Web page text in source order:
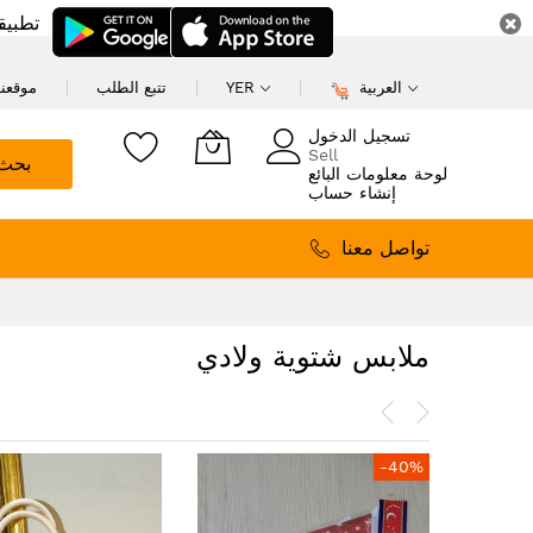
تتبع الطلب YER العربية
تسجيل الدخول
Sell
لوحة معلومات البائع
إنشاء حساب
تواصل معنا
ملابس شتوية ولادي
-40%